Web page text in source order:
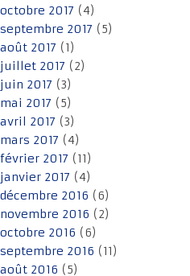
octobre 2017 (4)
septembre 2017 (5)
août 2017 (1)
juillet 2017 (2)
juin 2017 (3)
mai 2017 (5)
avril 2017 (3)
mars 2017 (4)
février 2017 (11)
janvier 2017 (4)
décembre 2016 (6)
novembre 2016 (2)
octobre 2016 (6)
septembre 2016 (11)
août 2016 (5)